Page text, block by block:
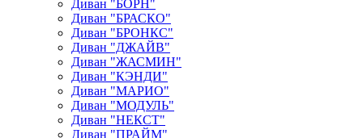
Диван "БОРН"
Диван "БРАСКО"
Диван "БРОНКС"
Диван "ДЖАЙВ"
Диван "ЖАСМИН"
Диван "КЭНДИ"
Диван "МАРИО"
Диван "МОДУЛЬ"
Диван "НЕКСТ"
Диван "ПРАЙМ"